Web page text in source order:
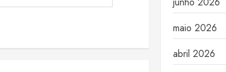
maio 2026
abril 2026